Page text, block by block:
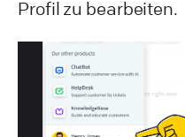
Profil zu bearbeiten.